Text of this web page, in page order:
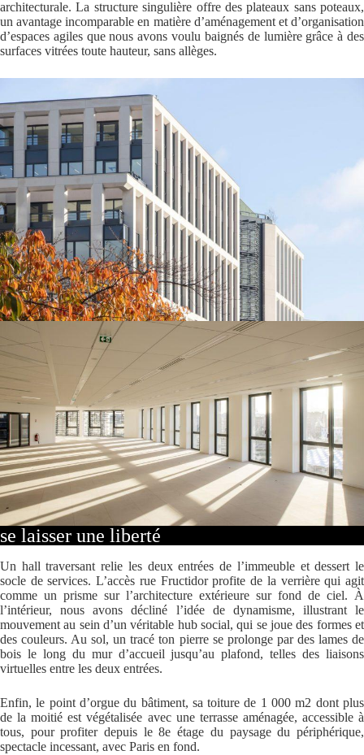
architecturale. La structure singulière offre des plateaux sans poteaux,
un avantage incomparable en matière d’aménagement et d’organisation
d’espaces agiles que nous avons voulu baignés de lumière grâce à des
surfaces vitrées toute hauteur, sans allèges.
se laisser une liberté
Un hall traversant relie les deux entrées de l’immeuble et dessert le
socle de services. L’accès rue Fructidor profite de la verrière qui agit
comme un prisme sur l’architecture extérieure sur fond de ciel. À
l’intérieur, nous avons décliné l’idée de dynamisme, illustrant le
mouvement au sein d’un véritable hub social, qui se joue des formes et
des couleurs. Au sol, un tracé ton pierre se prolonge par des lames de
bois le long du mur d’accueil jusqu’au plafond, telles des liaisons
virtuelles entre les deux entrées.
Enfin, le point d’orgue du bâtiment, sa toiture de 1 000 m2 dont plus
de la moitié est végétalisée avec une terrasse aménagée, accessible à
tous, pour profiter depuis le 8e étage du paysage du périphérique,
spectacle incessant, avec Paris en fond.